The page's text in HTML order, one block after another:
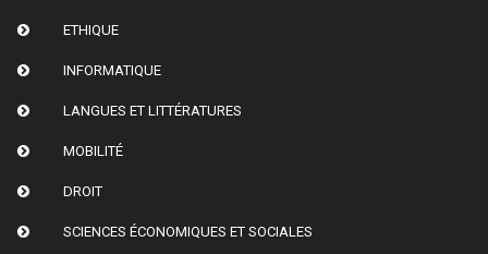
ETHIQUE
INFORMATIQUE
LANGUES ET LITTÉRATURES
MOBILITÉ
DROIT
SCIENCES ÉCONOMIQUES ET SOCIALES